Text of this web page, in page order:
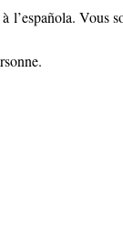
l’española. Vous